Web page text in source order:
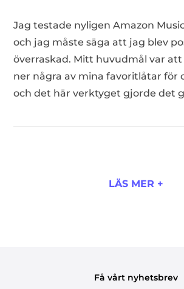
Jag testade nyligen Amazon
och jag måste säga att jag blev
överraskad. Mitt huvudmål var
ner några av mina favoritlåtar för
och det här verktyget gjorde det
LÄS MER +
Få vårt nyhetsbrev